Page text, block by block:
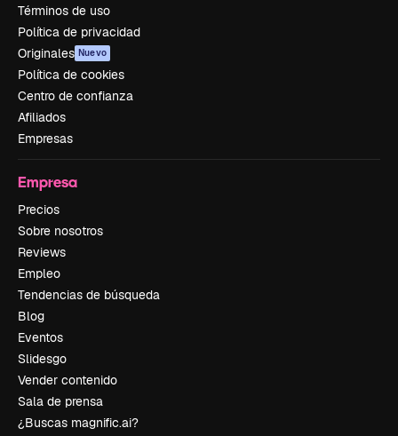
Términos de uso
Política de privacidad
Originales Nuevo
Política de cookies
Centro de confianza
Afiliados
Empresas
Empresa
Precios
Sobre nosotros
Reviews
Empleo
Tendencias de búsqueda
Blog
Eventos
Slidesgo
Vender contenido
Sala de prensa
¿Buscas magnific.ai?